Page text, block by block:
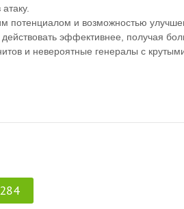
потенциалом и возможностью
эффективнее, получая
и невероятные генералы с